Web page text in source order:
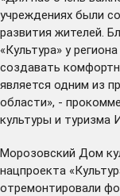
учреждениях были
развития жителей.
«Культура» у
создавать
является одним из
области», -
культуры и туризма
Морозовский Дом
нацпроекта
отремонтировали